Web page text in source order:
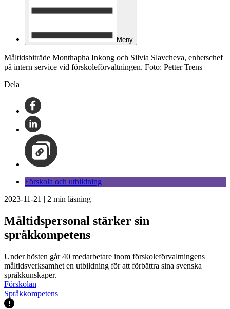
Meny
Måltidsbiträde Monthapha Inkong och Silvia Slavcheva, enhetschef
på intern service vid förskoleförvaltningen. Foto: Petter Trens
Dela
Förskola och utbildning
2023-11-21 | 2 min läsning
Måltidspersonal stärker sin
språkkompetens
Under hösten går 40 medarbetare inom förskoleförvaltningens
måltidsverksamhet en utbildning för att förbättra sina svenska
språkkunskaper.
Förskolan
Språkkompetens